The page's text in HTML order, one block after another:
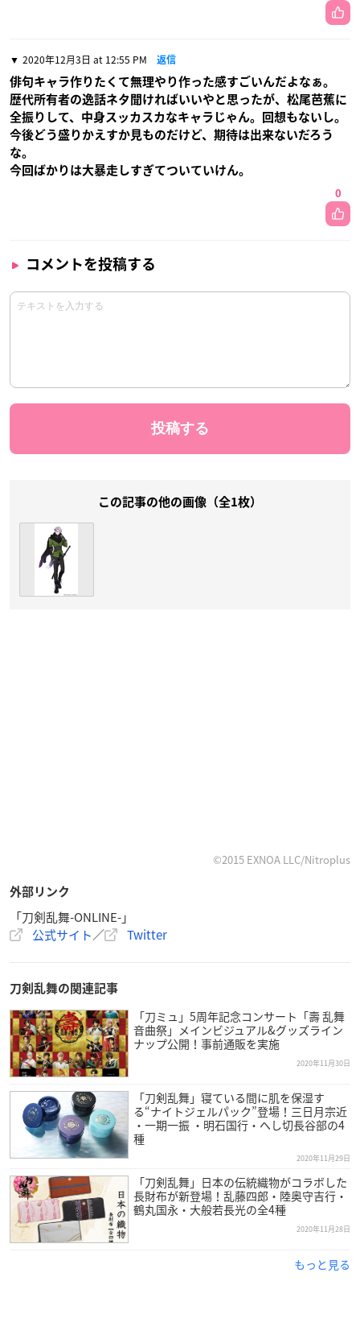
2020年12月3日 at 12:55 PM 返信
俳句キャラ作りたくて無理やり作った感すごいんだよなぁ。
歴代所有者の逸話ネタ聞ければいいやと思ったが、松尾芭蕉に
全振りして、中身スッカスカなキャラじゃん。回想もないし。
今後どう盛りかえすか見ものだけど、期待は出来ないだろう
な。
今回ばかりは大暴走しすぎてついていけん。
0
コメントを投稿する
この記事の他の画像（全1枚）
©2015 EXNOA LLC/Nitroplus
外部リンク
「刀剣乱舞-ONLINE-」
公式サイト／ Twitter
刀剣乱舞の関連記事
「刀ミュ」5周年記念コンサート「壽 乱舞
音曲祭」メインビジュアル&グッズライン
ナップ公開！事前通販を実施
2020年11月30日
「刀剣乱舞」寝ている間に肌を保湿す
る“ナイトジェルパック”登場！三日月宗近
・一期一振 ・明石国行・へし切長谷部の4
種
2020年11月29日
「刀剣乱舞」日本の伝統織物がコラボした
長財布が新登場！乱藤四郎・陸奥守吉行・
鶴丸国永・大般若長光の全4種
2020年11月28日
もっと見る